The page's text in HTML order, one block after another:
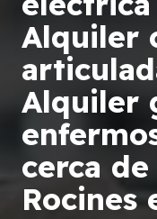
Alquiler
Alquiler
cerca
Rocines